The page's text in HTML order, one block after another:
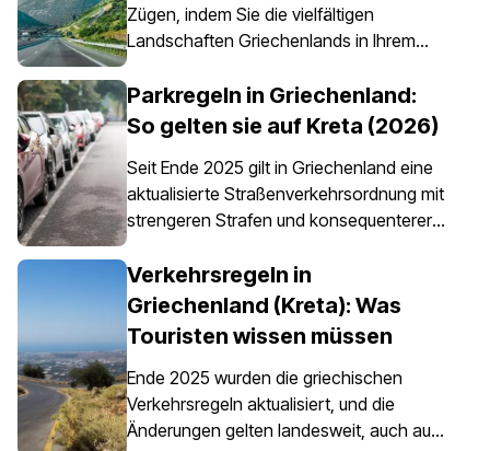
Zügen, indem Sie die vielfältigen
Landschaften Griechenlands in Ihrem
dank eines Mietwagens ganz einfach
möglich ist. Es ist jedoch wichtig zu
Griechenland nicht nur eine Option ist,
sondern für alle Mietfahrzeuge
vorgeschrieben ist.
Parkregeln in Griechenland:
So gelten sie auf Kreta (2026)
Seit Ende 2025 gilt in Griechenland eine
aktualisierte Straßenverkehrsordnung mit
strengeren Strafen und konsequenterer
insbesondere in Stadtzentren, an Häfen,
in Fußgängerzonen und in
bewirtschafteten Parkbereichen. Die
landesweit, doch das Parken auf Kreta
erfordert besondere Aufmerksamkeit, da
die Insel historische Zentren, enge
Verkehrsregeln in
Griechenland (Kreta): Was
Touristen wissen müssen
Ende 2025 wurden die griechischen
Verkehrsregeln aktualisiert, und die
Änderungen gelten landesweit, auch auf